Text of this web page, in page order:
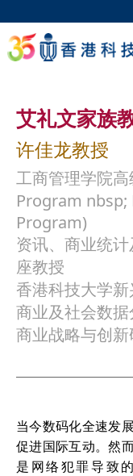
艾礼文家族
许佳龙教授
工商管理学院
Program nbsp;
Program)
资讯、商业统
座教授
香港科技大学
商业及社会数
商业战略与创
当今数码化全速发
促进国际互动。然
是网络犯罪导致